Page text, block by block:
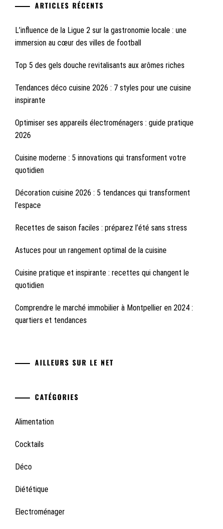
ARTICLES RÉCENTS
L’influence de la Ligue 2 sur la gastronomie locale : une
immersion au cœur des villes de football
Top 5 des gels douche revitalisants aux arômes riches
Tendances déco cuisine 2026 : 7 styles pour une cuisine
inspirante
Optimiser ses appareils électroménagers : guide pratique
2026
Cuisine moderne : 5 innovations qui transforment votre
quotidien
Décoration cuisine 2026 : 5 tendances qui transforment
l’espace
Recettes de saison faciles : préparez l’été sans stress
Astuces pour un rangement optimal de la cuisine
Cuisine pratique et inspirante : recettes qui changent le
quotidien
Comprendre le marché immobilier à Montpellier en 2024 :
quartiers et tendances
AILLEURS SUR LE NET
CATÉGORIES
Alimentation
Cocktails
Déco
Diététique
Electroménager